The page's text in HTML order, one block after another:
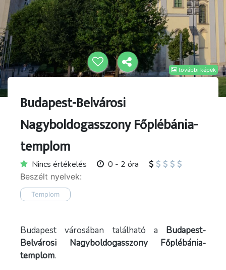
további képek
Budapest-Belvárosi
Nagyboldogasszony Főplébánia-
templom
Nincs értékelés 0 - 2 óra
Beszélt nyelvek:
Templom
Budapest városában található a Budapest-
Belvárosi Nagyboldogasszony Főplébánia-
templom.